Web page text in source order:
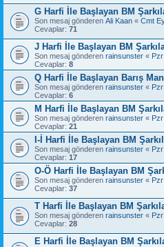
G Harfi İle Başlayan BM
Son mesaj gönderen Ali Kaan « Cmt
Cevaplar: 71
J Harfi İle Başlayan BM
Son mesaj gönderen rainsunster «
Cevaplar: 8
Q Harfi İle Başlayan Barış
Son mesaj gönderen rainsunster «
Cevaplar: 6
M Harfi İle Başlayan BM
Son mesaj gönderen rainsunster «
Cevaplar: 21
I-İ Harfi İle Başlayan BM
Son mesaj gönderen rainsunster «
Cevaplar: 17
O-Ö Harfi İle Başlayan BM
Son mesaj gönderen rainsunster «
Cevaplar: 37
T Harfi İle Başlayan BM
Son mesaj gönderen rainsunster «
Cevaplar: 28
E Harfi İle Başlayan BM